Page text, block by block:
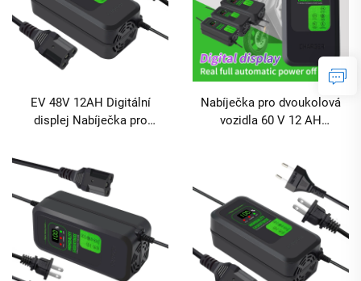
EV 48V 12AH Digitální
displej Nabíječka pro
Digitální displej Olověná
baterie Elektrický nástroj
Nabíječka pro dvoukolová
vozidla 60 V 12 AH
baterie s displejem